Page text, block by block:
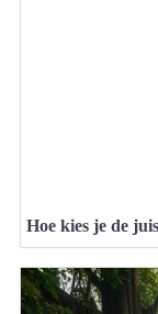
Hoe kies je de